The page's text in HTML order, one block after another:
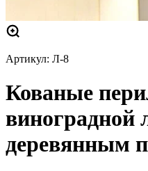
Артикул: Л-8
Кованые
виноградной
деревянным